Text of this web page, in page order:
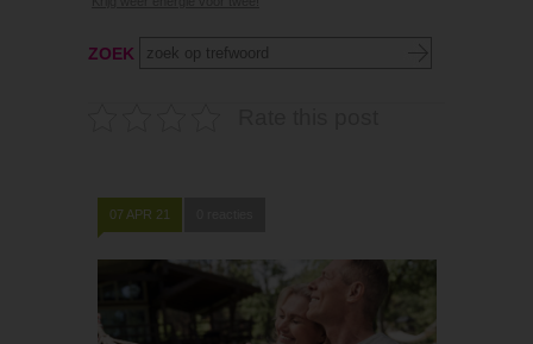
ZOEK
07 APR 21